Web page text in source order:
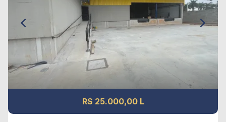
R$ 25.000,00 L